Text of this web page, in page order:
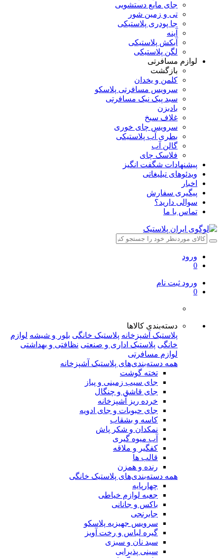
جای مایع دستشویی
تی و زمین شور
جا پودری پلاستیکی
آینه
آبکش پلاستیکی
لگن پلاستیکی
لوازم مسافرتی
بازگشت
کلمن و یخدان
سرویس مسافرتی پلاسکو
سبد پیک نیک مسافرتی
بادبزن
غلاف سیخ
سرویس چای خوری
بطری آب پلاستیکی
گالن آب
فلاسک چای
پیشنهادات شگفت انگیز
ویدئوهای تبلیغاتی
اخبار
پیگیری سفارش
سوالی دارید؟
تماس با ما
ورود
0
ورود ثبت نام
0
دسته‌بندی کالاها
پلاستیک آشپزخانه پلاستیک خانگی بلور و شیشه لوازم
خانگی پلاستیک اداری و صنعتی نظافتی و بهداشتی
لوازم مسافرتی
همه دسته‌بندی‌های پلاستیک آشپزخانه
تخته گوشت
جای سیب زمینی و پیاز
جای قاشق و چنگال
خرده ریز آشپزخانه
جای حبوبات و جای ادویه
کاسه و بشقاب
نمکدان و شکر پاش
آب میوه گیری
کفگیر و ملاقه
قالب ها
رنده و همزن
همه دسته‌بندی‌های پلاستیک خانگی
چهارپایه
جعبه لوازم خیاطی
باکس و جانانی
جابرنجی
سرویس جهیزیه پلاسکو
گیره لباس و رخت آویز
سبد نان و سبزی
سینی پذیرایی